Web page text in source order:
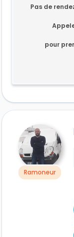
Pas de
pour
Ramoneur